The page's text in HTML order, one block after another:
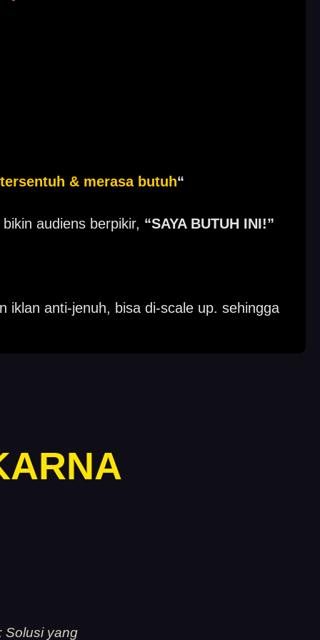
& merasa butuh“
audiens berpikir, “SAYA BUTUH INI!”
iklan anti-jenuh, bisa di-scale up.sehingga
Solusi yang